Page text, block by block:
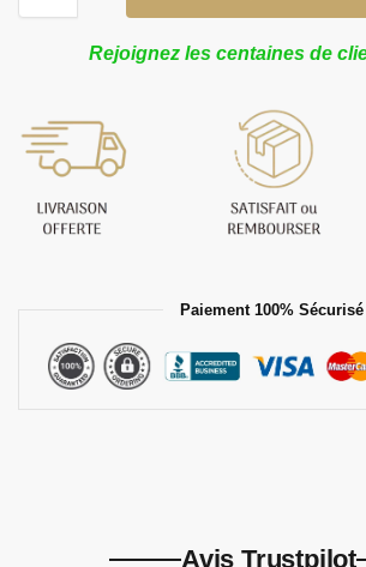
Rejoignez les centaines de
Paiement 100% Sécurisé
Avis Trustpilot